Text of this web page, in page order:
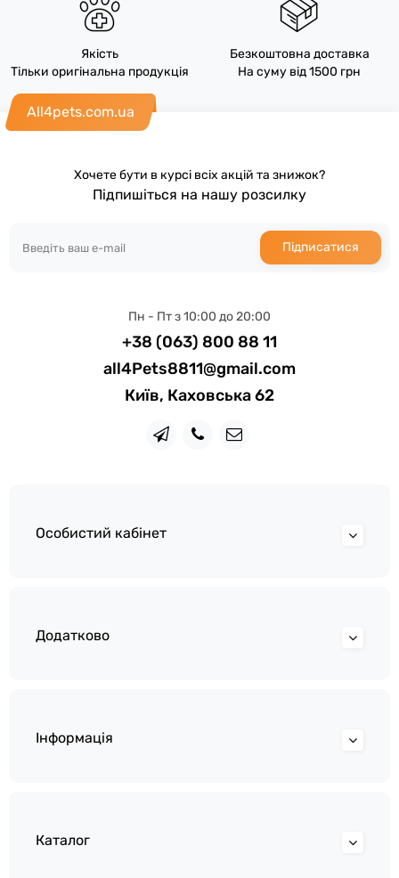
Якість
Тільки оригінальна продукція
Безкоштовна доставка
На суму від 1500 грн
All4pets.com.ua
Хочете бути в курсі всіх акцій та знижок?
Підпишіться на нашу розсилку
Підписатися
Пн - Пт з 10:00 до 20:00
+38 (063) 800 88 11
all4Pets8811@gmail.com
Київ, Каховська 62
Особистий кабінет
Додатково
Інформація
Каталог